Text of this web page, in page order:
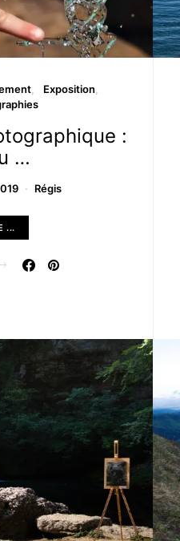
Exposition
:
…
Régis
...